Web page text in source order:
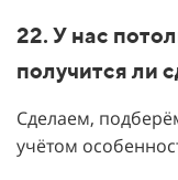
22. У нас
получится ли
Сделаем,
учётом